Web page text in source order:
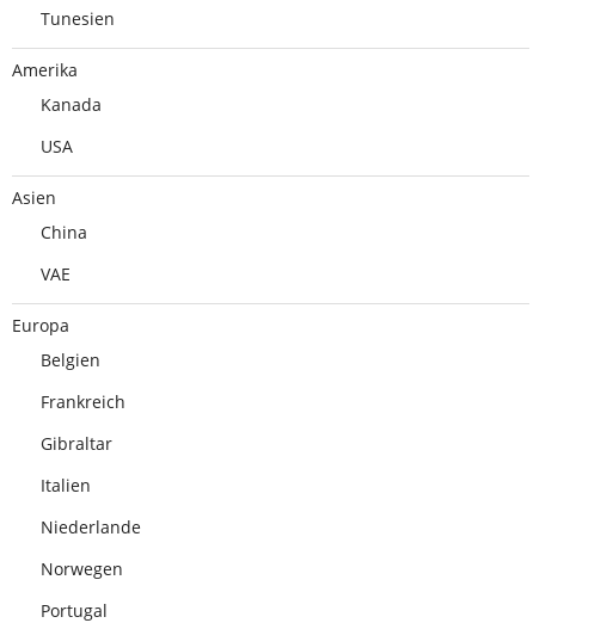
Tunesien
Amerika
Kanada
USA
Asien
China
VAE
Europa
Belgien
Frankreich
Gibraltar
Italien
Niederlande
Norwegen
Portugal